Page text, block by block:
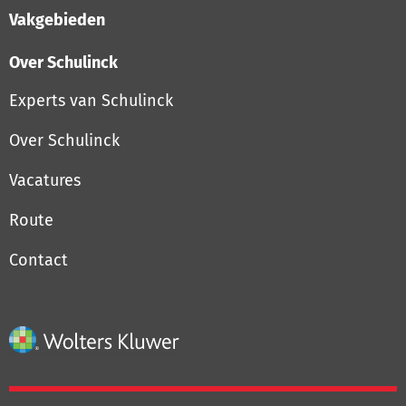
Vakgebieden
Over Schulinck
Experts van Schulinck
Over Schulinck
Vacatures
Route
Contact